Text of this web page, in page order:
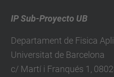
IP Sub-Proyecto UB
Departament de Fisica
Universitat de Barcelona
c/ Martí i Franqués 1,